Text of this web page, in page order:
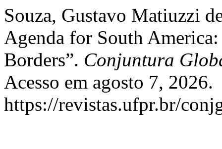
Souza, Gustavo Matiuzzi
Agenda for South
Borders”. Conjuntura
Acesso em agosto 7, 2026.
https://revistas.ufpr.br/